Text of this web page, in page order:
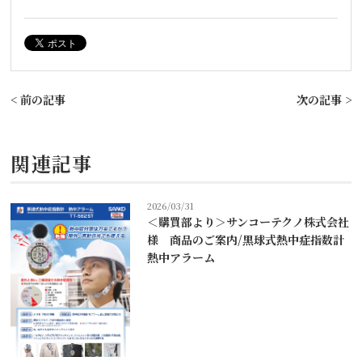
< 前の記事 次の記事 >
関連記事
2026/03/31
＜購買部より＞サンコーテクノ株式会社
様 商品のご案内/黒球式熱中症指数計
熱中アラーム